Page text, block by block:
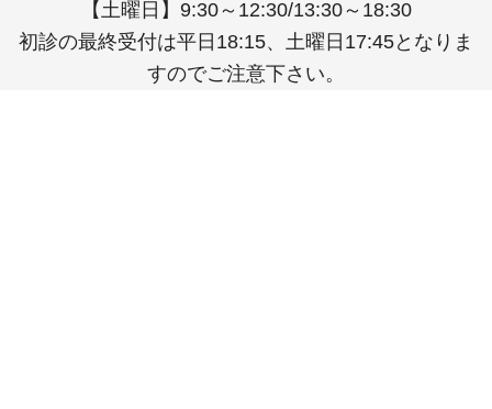
【土曜日】9:30～12:30/13:30～18:30
初診の最終受付は平日18:15、土曜日17:45となりま
すのでご注意下さい。